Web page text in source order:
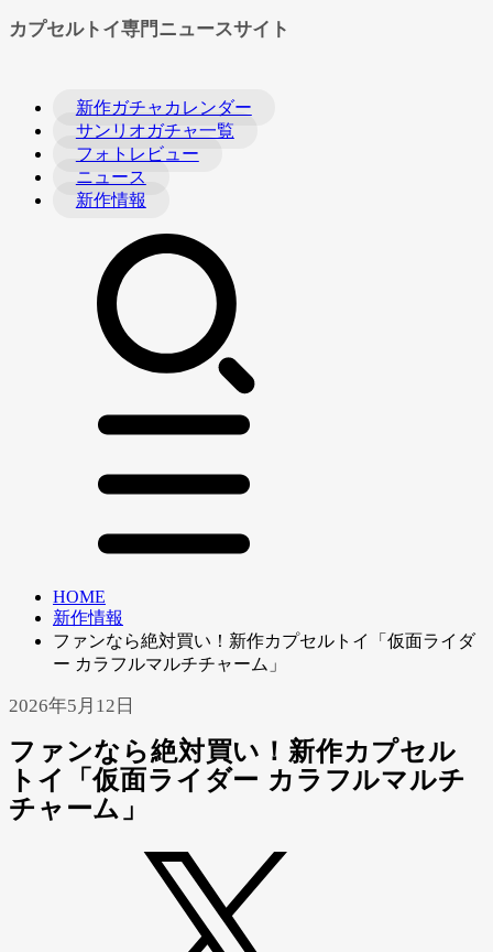
カプセルトイ専門ニュースサイト
新作ガチャカレンダー
サンリオガチャ一覧
フォトレビュー
ニュース
新作情報
HOME
新作情報
ファンなら絶対買い！新作カプセルトイ「仮面ライダ
ー カラフルマルチチャーム」
2026年5月12日
ファンなら絶対買い！新作カプセル
トイ「仮面ライダー カラフルマルチ
チャーム」